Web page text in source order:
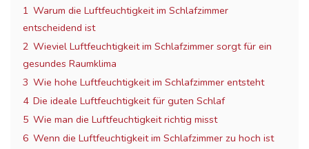
1 Warum die Luftfeuchtigkeit im Schlafzimmer
entscheidend ist
2 Wieviel Luftfeuchtigkeit im Schlafzimmer sorgt für ein
gesundes Raumklima
3 Wie hohe Luftfeuchtigkeit im Schlafzimmer entsteht
4 Die ideale Luftfeuchtigkeit für guten Schlaf
5 Wie man die Luftfeuchtigkeit richtig misst
6 Wenn die Luftfeuchtigkeit im Schlafzimmer zu hoch ist